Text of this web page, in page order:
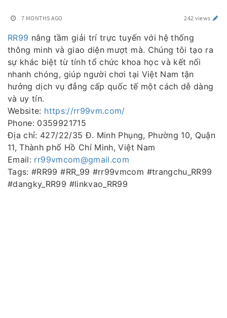
7 MONTHS AGO 242 views
RR99 nâng tầm giải trí trực tuyến với hệ thống
thông minh và giao diện mượt mà. Chúng tôi tạo ra
sự khác biệt từ tính tổ chức khoa học và kết nối
nhanh chóng, giúp người chơi tại Việt Nam tận
hưởng dịch vụ đẳng cấp quốc tế một cách dễ dàng
và uy tín.
Website: https://rr99vm.com/
Phone: 0359921715
Địa chỉ: 427/22/35 Đ. Minh Phụng, Phường 10, Quận
11, Thành phố Hồ Chí Minh, Việt Nam
Email: rr99vmcom@gmail.com
Tags: #RR99 #RR_99 #rr99vmcom #trangchu_RR99
#dangky_RR99 #linkvao_RR99